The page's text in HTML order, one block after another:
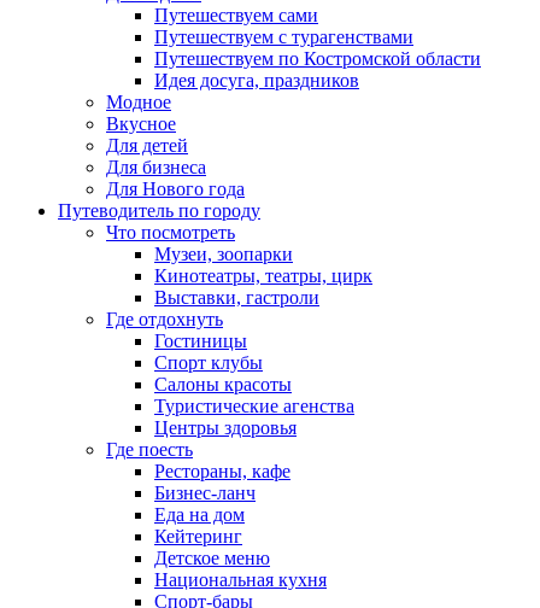
Путешествуем сами
Путешествуем с турагенствами
Путешествуем по Костромской области
Идея досуга, праздников
Модное
Вкусное
Для детей
Для бизнеса
Для Нового года
Путеводитель по городу
Что посмотреть
Музеи, зоопарки
Кинотеатры, театры, цирк
Выставки, гастроли
Где отдохнуть
Гостиницы
Спорт клубы
Салоны красоты
Туристические агенства
Центры здоровья
Где поесть
Рестораны, кафе
Бизнес-ланч
Еда на дом
Кейтеринг
Детское меню
Национальная кухня
Спорт-бары